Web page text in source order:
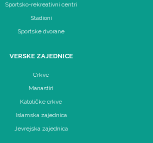
Sportsko-rekreativni centri
Stadioni
Sportske dvorane
VERSKE ZAJEDNICE
Crkve
Manastiri
Katoličke crkve
Islamska zajednica
Jevrejska zajednica